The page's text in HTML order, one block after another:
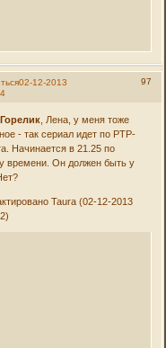
97
02-12-2013
, Лена, у меня тоже
- так сериал идет по РТР-
Начинается в 21.25 по
времени. Он должен быть у
Taura (02-12-2013